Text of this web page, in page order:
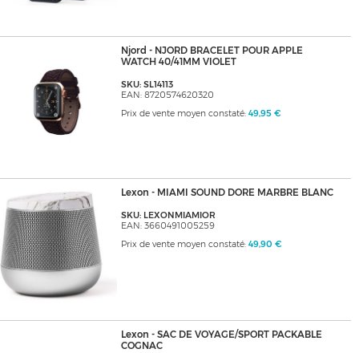
Njord - NJORD BRACELET POUR APPLE
WATCH 40/41MM VIOLET
SKU: SL14113
EAN: 8720574620320
Prix de vente moyen constaté: 49,95 €
Lexon - MIAMI SOUND DORE MARBRE BLANC
SKU: LEXONMIAMIOR
EAN: 3660491005259
Prix de vente moyen constaté: 49,90 €
Lexon - SAC DE VOYAGE/SPORT PACKABLE
COGNAC